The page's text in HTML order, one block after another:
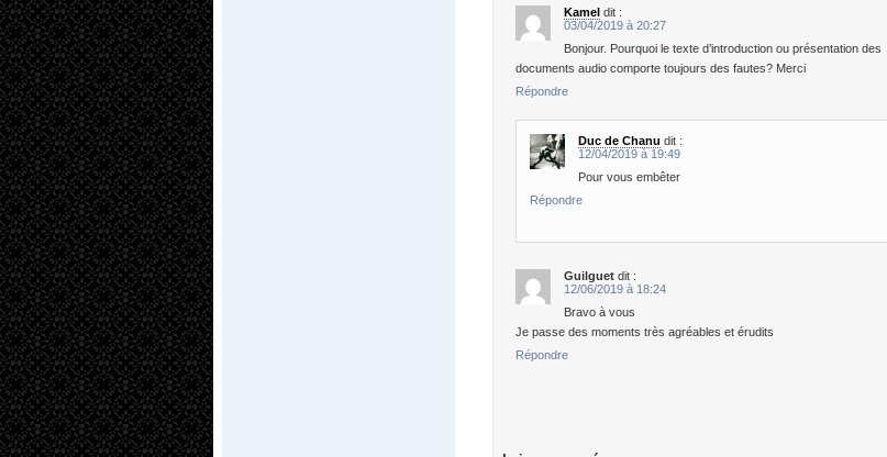
Kamel dit :
03/04/2019 à 20:27
Bonjour. Pourquoi le texte d’introduction ou présentation des
documents audio comporte toujours des fautes? Merci
Répondre
Duc de Chanu dit :
12/04/2019 à 19:49
Pour vous embêter
Répondre
Guilguet dit :
12/06/2019 à 18:24
Bravo à vous
Je passe des moments très agréables et érudits
Répondre